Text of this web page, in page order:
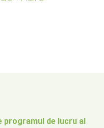
de lucru al